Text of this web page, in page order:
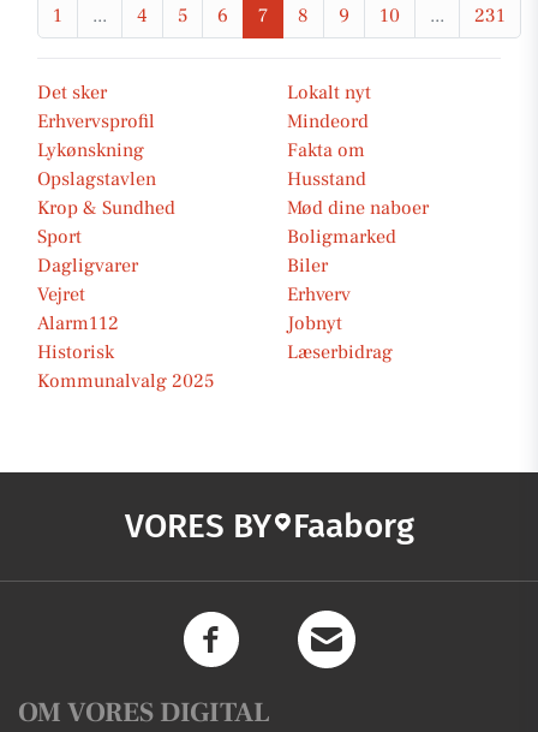
1 ... 4 5 6 7 8 9 10 ... 231
Det sker
Lokalt nyt
Erhvervsprofil
Mindeord
Lykønskning
Fakta om
Opslagstavlen
Husstand
Krop & Sundhed
Mød dine naboer
Sport
Boligmarked
Dagligvarer
Biler
Vejret
Erhverv
Alarm112
Jobnyt
Historisk
Læserbidrag
Kommunalvalg 2025
VORES BY Faaborg
OM VORES DIGITAL